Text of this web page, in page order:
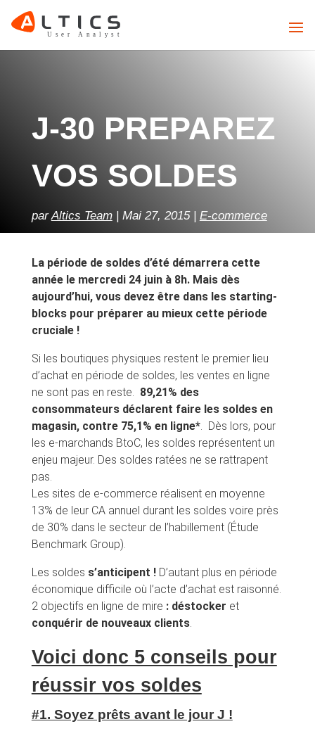
J-30 PREPAREZ
VOS SOLDES
parAltics Team Mai 27, 2015 E-commerce
La période de soldes d’été démarrera cette
année le mercredi 24 juin à 8h. Mais dès
aujourd’hui, vous devez être dans les starting-
blocks pour préparer au mieux cette période
cruciale !
Si les boutiques physiques restent le premier lieu
d’achat en période de soldes, les ventes en ligne
ne sont pas en reste. 89,21% des
consommateurs déclarent faire les soldes en
magasin, contre 75,1% en ligne*. Dès lors, pour
les e-marchands BtoC, les soldes représentent un
enjeu majeur. Des soldes ratées ne se rattrapent
pas.
Les sites de e-commerce réalisent en moyenne
13% de leur CA annuel durant les soldes voire près
de 30% dans le secteur de l’habillement (Étude
Benchmark Group).
Les soldes s’anticipent !D’autant plus en période
économique difficile où l’acte d’achat est raisonné.
2 objectifs en ligne de mire : déstocker et
conquérir de nouveaux clients.
Voici donc 5 conseils pour
réussir vos soldes
#1. Soyez prêts avant le jour J !